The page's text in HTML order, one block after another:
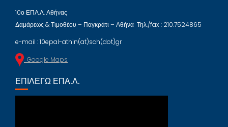
10ο ΕΠΑ.Λ. Αθήνας
Δαμάρεως & Τιμοθέου – Παγκράτι – Αθήνα Τηλ./fax : 210.7524865
e-mail : 10epal-athin(at)sch(dot)gr
Google Maps
ΕΠΙΛΈΓΩ ΕΠΑ.Λ.